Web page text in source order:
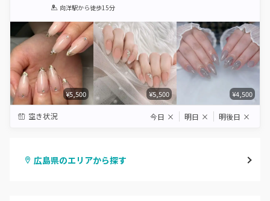
1 2 3 4 5
向洋駅から徒歩15分
¥5,500 ¥5,500 ¥4,500
空き状況 今日 × 明日 × 明後日 ×
広島県のエリアから探す